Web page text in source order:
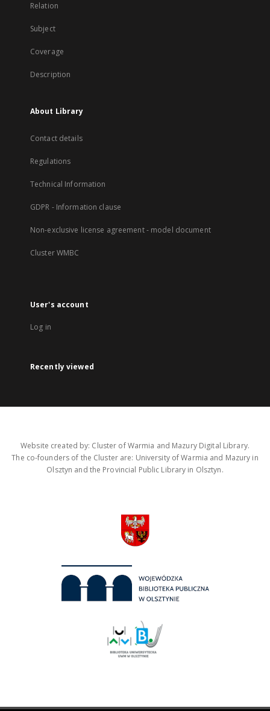
Relation
Subject
Coverage
Description
About Library
Contact details
Regulations
Technical Information
GDPR - Information clause
Non-exclusive license agreement - model document
Cluster WMBC
User's account
Log in
Recently viewed
Website created by: Cluster of Warmia and Mazury Digital Library.
The co-founders of the Cluster are: University of Warmia and Mazury in
Olsztyn and the Provincial Public Library in Olsztyn.